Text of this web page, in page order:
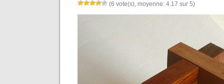
(6 vote(s), moyenne: 4.17 sur 5)